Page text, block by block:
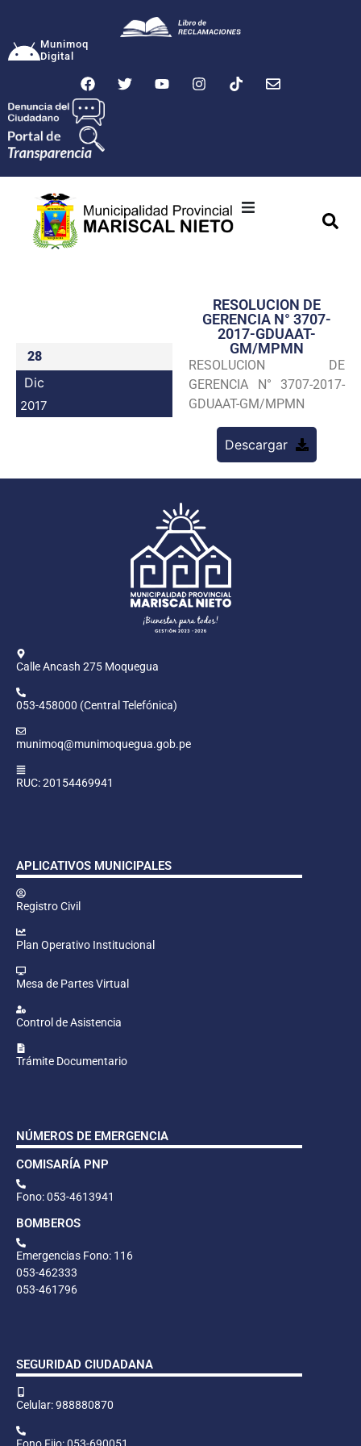
Munimoq
Digital
Transparencia
Seguridad
Programas
28
Dic
2017
RESOLUCION DE
GERENCIA N° 3707-
2017-GDUAAT-
GM/MPMN
RESOLUCION DE
GERENCIA N° 3707-2017-
GDUAAT-GM/MPMN
Descargar
Calle Ancash 275 Moquegua
053-458000 (Central Telefónica)
munimoq@munimoquegua.gob.pe
RUC: 20154469941
APLICATIVOS MUNICIPALES
Registro Civil
Plan Operativo Institucional
Mesa de Partes Virtual
Control de Asistencia
Trámite Documentario
NÚMEROS DE EMERGENCIA
COMISARÍA PNP
Fono: 053-4613941
BOMBEROS
Emergencias Fono: 116
053-462333
053-461796
SEGURIDAD CIUDADANA
Celular: 988880870
Fono Fijo: 053-690051